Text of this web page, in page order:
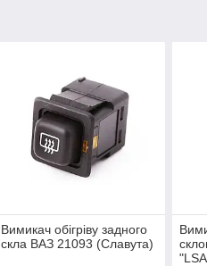
Вимикач обігріву задного
скла ВАЗ 21093 (Славута)